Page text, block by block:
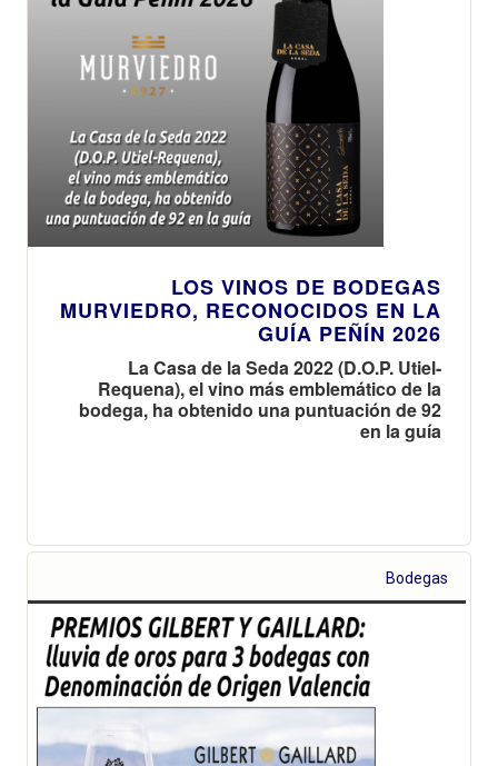
LOS VINOS DE BODEGAS
MURVIEDRO, RECONOCIDOS EN LA
GUÍA PEÑÍN 2026
La Casa de la Seda 2022 (D.O.P. Utiel-
Requena), el vino más emblemático de la
bodega, ha obtenido una puntuación de 92
en la guía
Bodegas